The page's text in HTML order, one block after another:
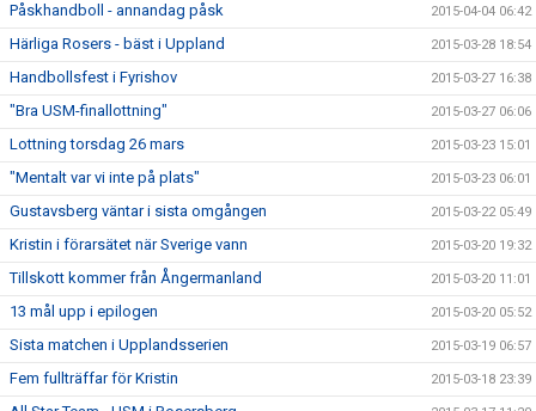
Påskhandboll - annandag påsk 2015-04-04 06:42
Härliga Rosers - bäst i Uppland 2015-03-28 18:54
Handbollsfest i Fyrishov 2015-03-27 16:38
"Bra USM-finallottning" 2015-03-27 06:06
Lottning torsdag 26 mars 2015-03-23 15:01
"Mentalt var vi inte på plats" 2015-03-23 06:01
Gustavsberg väntar i sista omgången 2015-03-22 05:49
Kristin i förarsätet när Sverige vann 2015-03-20 19:32
Tillskott kommer från Ångermanland 2015-03-20 11:01
13 mål upp i epilogen 2015-03-20 05:52
Sista matchen i Upplandsserien 2015-03-19 06:57
Fem fullträffar för Kristin 2015-03-18 23:39